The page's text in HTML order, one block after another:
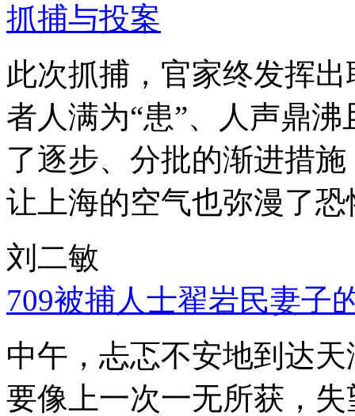
抓捕与投案
此次抓捕，官家终发挥
者人满为“患”、人声鼎
了逐步、分批的渐进措
让上海的空气也弥漫了
刘二敏
709被捕人士翟岩民妻子
中午，忐忑不安地到达
要像上一次一无所获，